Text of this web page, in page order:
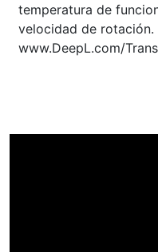
temperatura de
velocidad de rotación.
www.DeepL.com/